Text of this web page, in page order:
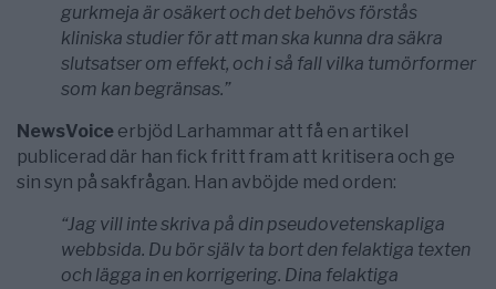
gurkmeja är osäkert och det behövs förstås
kliniska studier för att man ska kunna dra säkra
slutsatser om effekt, och i så fall vilka tumörformer
som kan begränsas.”
NewsVoice erbjöd Larhammar att få en artikel
publicerad där han fick fritt fram att kritisera och ge
sin syn på sakfrågan. Han avböjde med orden:
“Jag vill inte skriva på din pseudovetenskapliga
webbsida. Du bör själv ta bort den felaktiga texten
och lägga in en korrigering. Dina felaktiga